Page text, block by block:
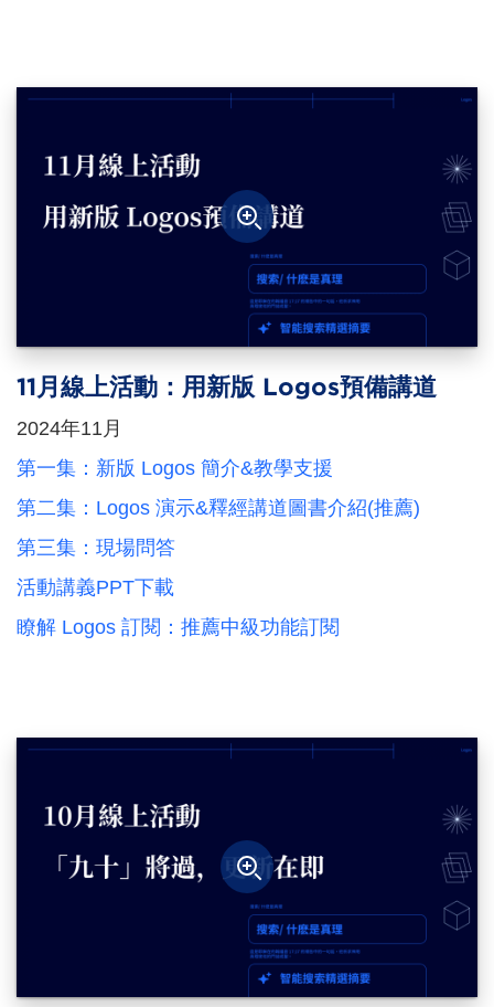
11月線上活動：用新版 Logos預備講道
2024年11月
第一集：新版 Logos 簡介&教學支援
第二集：Logos 演示&釋經講道圖書介紹(推薦)
第三集：現場問答
活動講義PPT下載
瞭解 Logos 訂閱：推薦中級功能訂閱